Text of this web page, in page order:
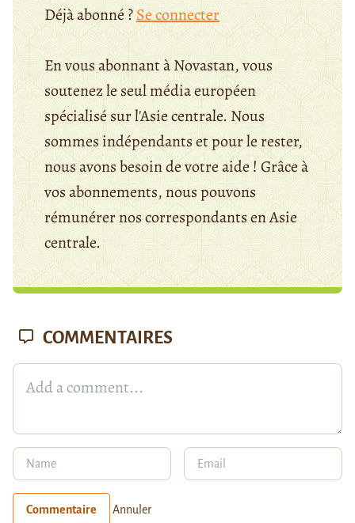
Déjà abonné ?Se connecter
En vous abonnant à Novastan, vous
soutenez le seul média européen
spécialisé sur l'Asie centrale. Nous
sommes indépendants et pour le rester,
nous avons besoin de votre aide ! Grâce à
vos abonnements, nous pouvons
rémunérer nos correspondants en Asie
centrale.
COMMENTAIRES
Commentaire Annuler